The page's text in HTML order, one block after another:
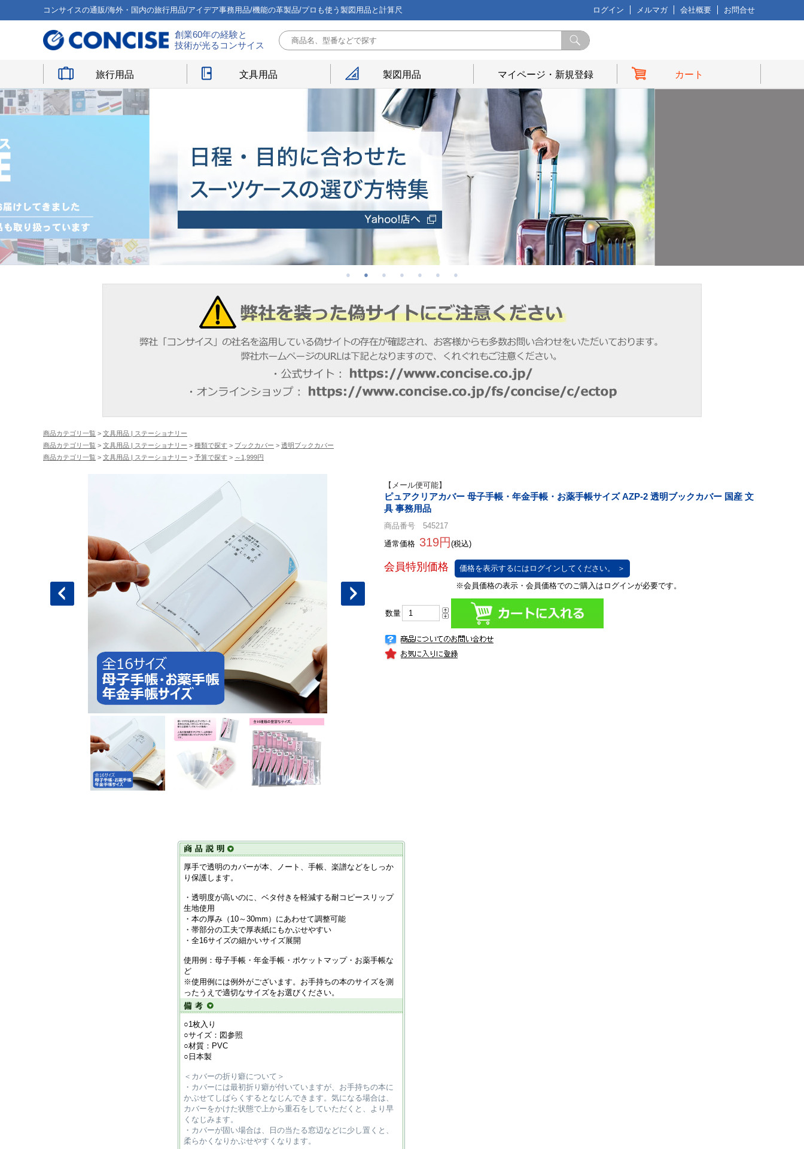
コンサイスの通販/海外・国内の旅行用品/アイデア事務用品/機能の革製品/プロも使う製図用品と計算尺 ログイン メルマガ 会社概要 お問合せ
創業60年の経験と
技術が光るコンサイス
旅行用品 文具用品 製図用品 マイページ・新規登録 カート
商品カテゴリ一覧 > 文具用品 | ステーショナリー
商品カテゴリ一覧 > 文具用品 | ステーショナリー > 種類で探す > ブックカバー > 透明ブックカバー
商品カテゴリ一覧 > 文具用品 | ステーショナリー > 予算で探す > ～1,999円
【メール便可能】
ピュアクリアカバー 母子手帳・年金手帳・お薬手帳サイズ AZP-2 透明ブックカバー 国産 文
具 事務用品
商品番号 545217
通常価格 319円 (税込)
価格を表示するにはログインしてください。 ＞
数量
厚手で透明のカバーが本、ノート、手帳、楽譜などをしっか
り保護します。
・透明度が高いのに、ベタ付きを軽減する耐コピースリップ
生地使用
・本の厚み（10～30mm）にあわせて調整可能
・帯部分の工夫で厚表紙にもかぶせやすい
・全16サイズの細かいサイズ展開
使用例：母子手帳・年金手帳・ポケットマップ・お薬手帳な
ど
※使用例には例外がございます。お手持ちの本のサイズを測
ったうえで適切なサイズをお選びください。
○1枚入り
○サイズ：図参照
○材質：PVC
○日本製
＜カバーの折り癖について＞
・カバーには最初折り癖が付いていますが、お手持ちの本に
かぶせてしばらくするとなじんできます。気になる場合は、
カバーをかけた状態で上から重石をしていただくと、より早
くなじみます。
・カバーが固い場合は、日の当たる窓辺などに少し置くと、
柔らかくなりかぶせやすくなります。